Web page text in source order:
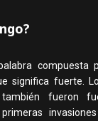
compuesta
significa fuerte.
también fueron